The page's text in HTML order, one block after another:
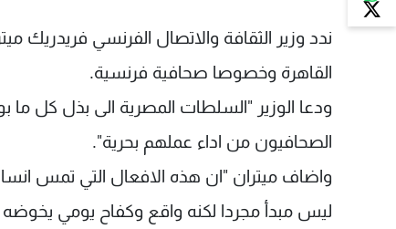
ندد وزير الثقافة والاتصال الفرنسي فريدريك
القاهرة وخصوصا صحافية فرنسية.
ودعا الوزير "السلطات المصرية الى بذل كل
الصحافيون من اداء عملهم بحرية".
واضاف ميتران "ان هذه الافعال التي تمس
ليس مبدأ مجردا لكنه واقع وكفاح يومي